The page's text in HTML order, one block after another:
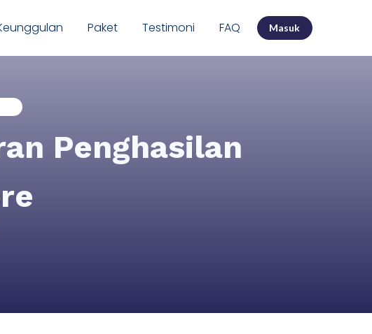
Paket Testimoni FAQ Masuk
Penghasilan